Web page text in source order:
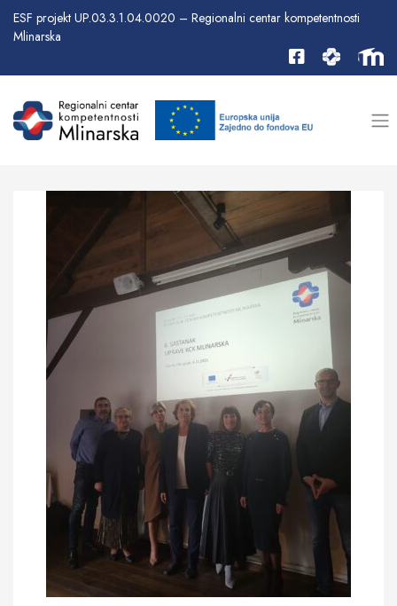
ESF projekt UP.03.3.1.04.0020 – Regionalni centar kompetentnosti
Mlinarska